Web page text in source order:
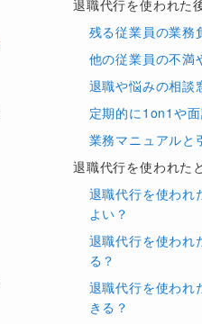
退職代行を使われた
残る従業員の業務
他の従業員の不満
退職や悩みの相談
定期的に1on1や
業務マニュアルと
退職代行を使われた
退職代行を使われ
よい？
退職代行を使われ
る？
退職代行を使われ
きる？